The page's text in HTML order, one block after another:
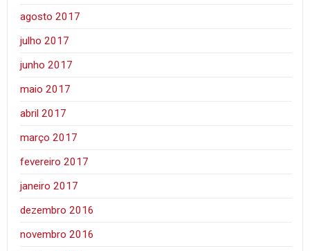
agosto 2017
julho 2017
junho 2017
maio 2017
abril 2017
março 2017
fevereiro 2017
janeiro 2017
dezembro 2016
novembro 2016